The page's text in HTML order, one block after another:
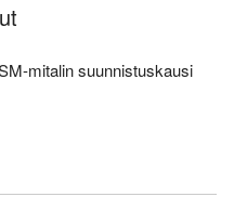
mitalin suunnistuskausi